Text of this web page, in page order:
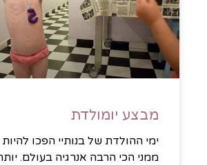
מבצע יומולדת
ימי ההולדת של בנותיי הפכו
ממני הכי הרבה אנרגיה בעולם.